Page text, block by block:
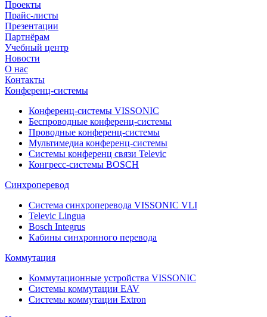
Проекты
Прайс-листы
Презентации
Партнёрам
Учебный центр
Новости
О нас
Контакты
Конференц-системы
Конференц-системы VISSONIC
Беспроводные конференц-системы
Проводные конференц-системы
Мультимедиа конференц-системы
Системы конференц связи Televic
Конгресс-системы BOSCH
Синхроперевод
Система синхроперевода VISSONIC VLI
Televic Lingua
Bosch Integrus
Кабины синхронного перевода
Коммутация
Коммутационные устройства VISSONIC
Системы коммутации EAV
Системы коммутации Extron